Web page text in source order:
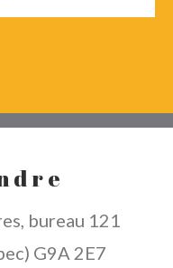
bureau 121
G9A 2E7